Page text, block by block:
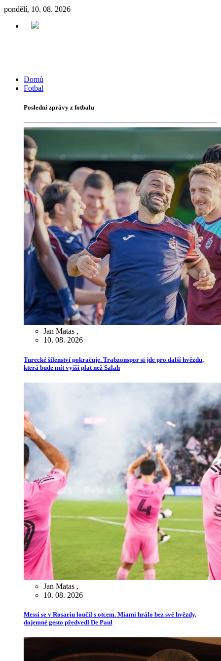
pondělí, 10. 08. 2026
Domů
Fotbal
Poslední zprávy z fotbalu
Jan Matas ,
10. 08. 2026
Turecké šílenství pokračuje. Trabzonspor si jde pro další hvězdu,
která bude mít vyšší plat než Salah
Jan Matas ,
10. 08. 2026
Messi se v Rosariu loučil s otcem. Miami hrálo bez své hvězdy,
dojemné gesto předvedl De Paul